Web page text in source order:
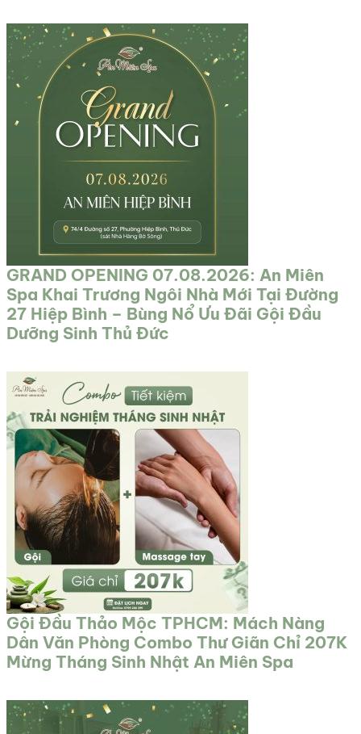
GRAND OPENING 07.08.2026: An Miên
Spa Khai Trương Ngôi Nhà Mới Tại Đường
27 Hiệp Bình – Bùng Nổ Ưu Đãi Gội Đầu
Dưỡng Sinh Thủ Đức
Gội Đầu Thảo Mộc TPHCM: Mách Nàng
Dân Văn Phòng Combo Thư Giãn Chỉ 207K
Mừng Tháng Sinh Nhật An Miên Spa